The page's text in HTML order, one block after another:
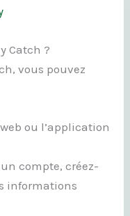
Catch ?
vous pouvez
ou l’application
compte, créez-
informations